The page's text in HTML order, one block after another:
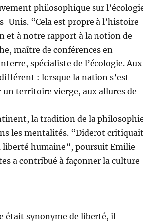
philosophique sur
Unis. “Cela est propre à l’histoire
et à notre rapport à la notion de
maître de conférences en
spécialiste de l’écologie. Aux
: lorsque la nation s’est
territoire vierge, aux allures de
la tradition de la philosophie
les mentalités. “Diderot critiquait
liberté humaine”, poursuit Emilie
a contribué à façonner la culture
était synonyme de liberté, il